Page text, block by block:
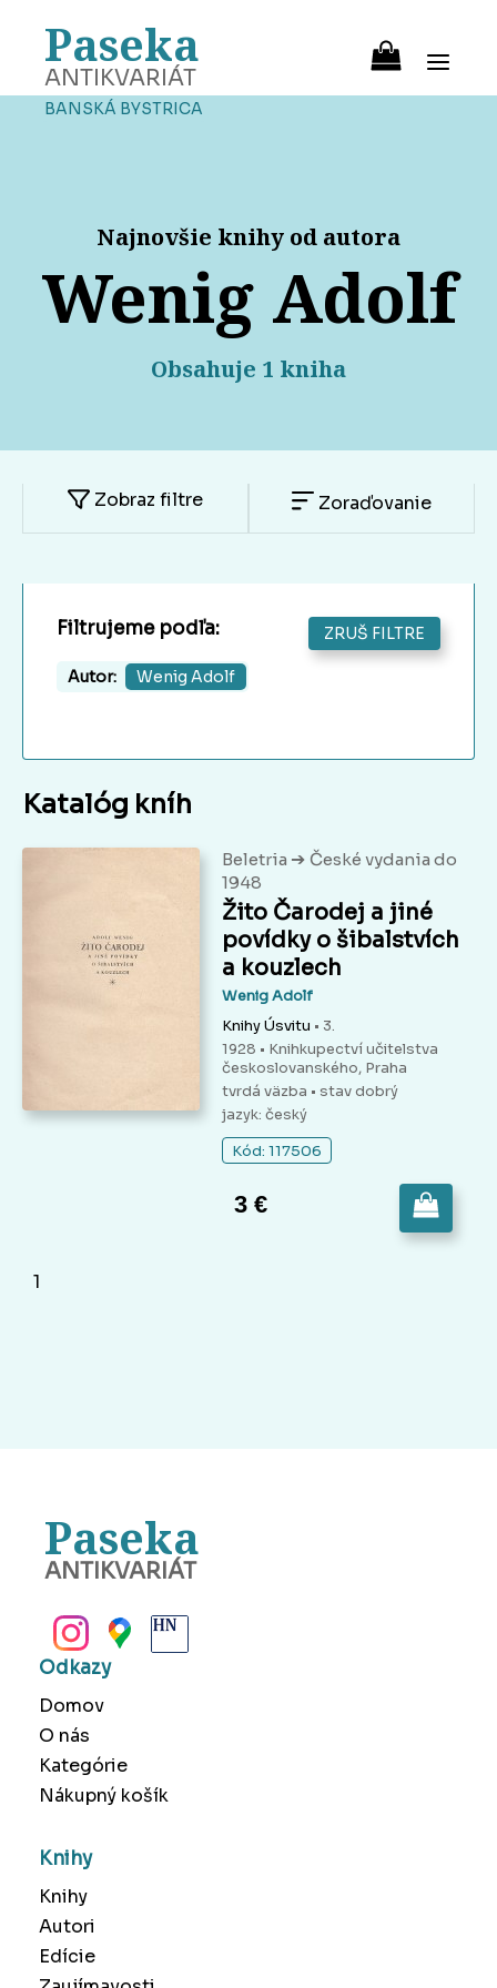
Paseka
ANTIKVARIÁT
BANSKÁ BYSTRICA
Najnovšie knihy od autora
Wenig Adolf
Obsahuje 1 kniha
Zobraz filtre Zoraďovanie
Filtrujeme podľa: ZRUŠ FILTRE
Autor: Wenig Adolf
Katalóg kníh
Beletria ➔ České vydania do
1948
Žito Čarodej a jiné
povídky o šibalstvích
a kouzlech
Wenig Adolf
Knihy Úsvitu • 3.
1928 • Knihkupectví učitelstva
českoslovanského, Praha
tvrdá väzba • stav dobrý
jazyk: český
Kód: 117506
3 €
1
Paseka
ANTIKVARIÁT
Odkazy
Domov
O nás
Kategórie
Nákupný košík
Knihy
Knihy
Autori
Edície